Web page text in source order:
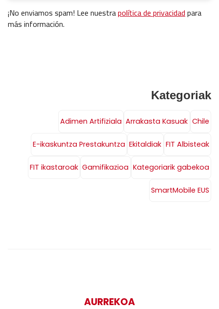
¡No enviamos spam! Lee nuestrapolítica de privacidadpara
más información.
Kategoriak
Adimen Artifiziala Arrakasta Kasuak Chile
E-ikaskuntza Prestakuntza Ekitaldiak FIT Albisteak
FIT ikastaroak Gamifikazioa Kategoriarik gabekoa
SmartMobile EUS
AURREKOA